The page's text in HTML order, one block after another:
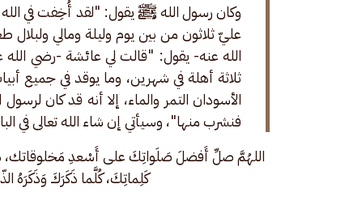
وكان رسول الله ﷺ يقول: "لقد أُخِفت في
عليّ ثلاثون من بين يوم وليلة ومالي ولبلال
الله عنه- يقول: "قالت لي عائشة -رضي الله
ثلاثة أهلة في شهرين، وما يوقد في جميع
الأسودان التمر والماء، إلا أنه قد كان
فنشرب منها"، وسيأتي إن شاء الله تعالى في
اللهُمَّ صلِّ أَفضلَ صَلَواتِكَ على أَسْعدِ مَخلوقاتك،
كَلِماتِكَ، كُلَّما ذَكَرَكَ وَذَكَرَهُ